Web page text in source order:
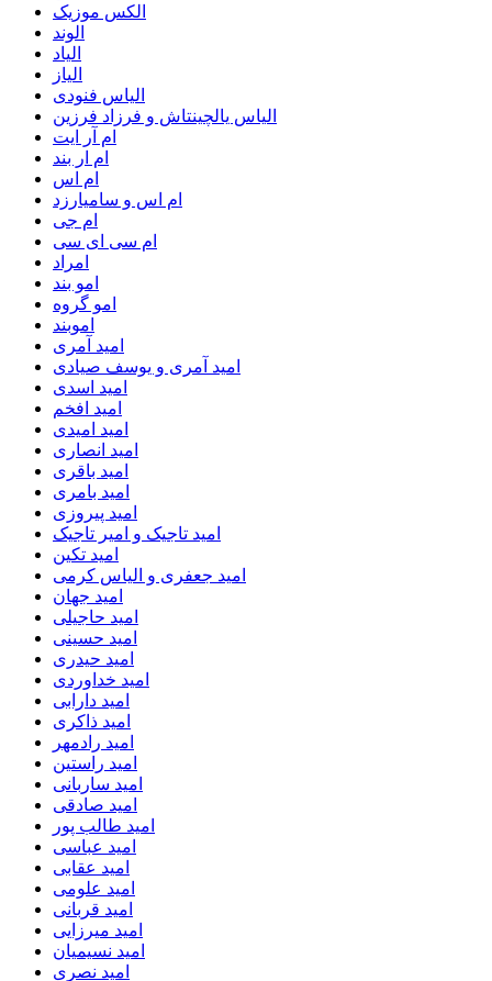
الکس موزیک
الوند
الیاد
الیاز
الیاس فنودی
الیاس یالچینتاش و فرزاد فرزین
ام آر ایت
ام‌ ار بند
ام اس
ام اس و سامیارزد
ام جی
ام سی ای سی
امراد
امو بند
امو گروه
اموبند
امید آمری
امید آمری و یوسف صیادی
امید اسدی
امید افخم
امید امیدی
امید انصاری
امید باقری
امید بامری
امید پیروزی
امید تاجیک و امیر تاجیک
امید تکین
امید جعفری و الیاس کرمی
امید جهان
امید حاجیلی
امید حسینی
امید حیدری
امید خداوردی
امید دارابی
امید ذاکری
امید رادمهر
امید راستین
امید ساربانی
امید صادقی
امید طالب پور
امید عباسی
امید عقابی
امید علومی
امید قربانی
امید میرزایی
امید نسیمیان
امید نصری